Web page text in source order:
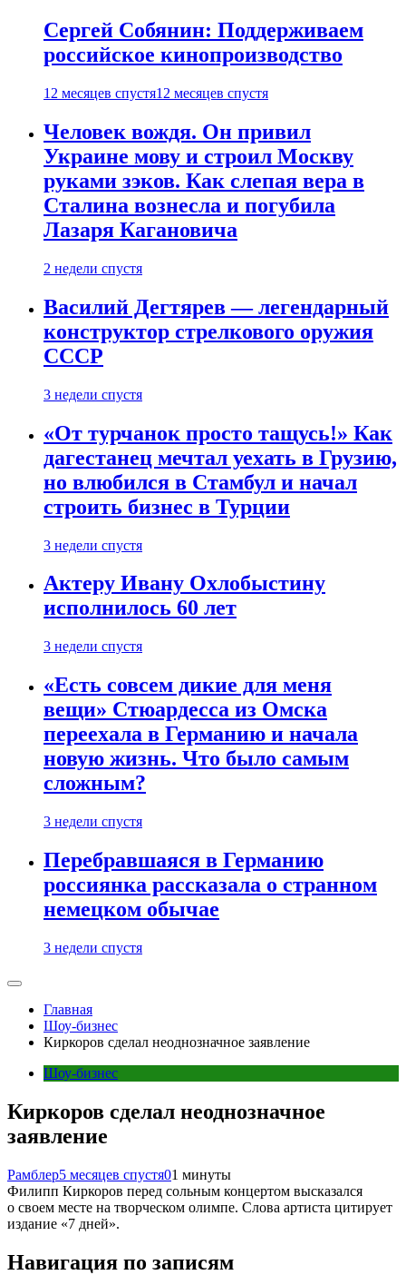
Сергей Собянин: Поддерживаем
российское кинопроизводство
12 месяцев спустя12 месяцев спустя
Человек вождя. Он привил
Украине мову и строил Москву
руками зэков. Как слепая вера в
Сталина вознесла и погубила
Лазаря Кагановича
2 недели спустя
Василий Дегтярев — легендарный
конструктор стрелкового оружия
СССР
3 недели спустя
«От турчанок просто тащусь!» Как
дагестанец мечтал уехать в Грузию,
но влюбился в Стамбул и начал
строить бизнес в Турции
3 недели спустя
Актеру Ивану Охлобыстину
исполнилось 60 лет
3 недели спустя
«Есть совсем дикие для меня
вещи» Стюардесса из Омска
переехала в Германию и начала
новую жизнь. Что было самым
сложным?
3 недели спустя
Перебравшаяся в Германию
россиянка рассказала о странном
немецком обычае
3 недели спустя
Главная
Шоу-бизнес
Киркоров сделал неоднозначное заявление
Шоу-бизнес
Киркоров сделал неоднозначное
заявление
Рамблер5 месяцев спустя01 минуты
Филипп Киркоров перед сольным концертом высказался
о своем месте на творческом олимпе. Слова артиста цитирует
издание «7 дней».
Навигация по записям